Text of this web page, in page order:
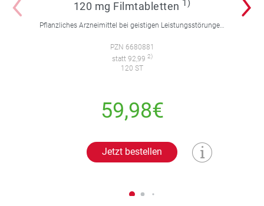
120 mg Filmtabletten 1)
PZN 6680881
statt 92,99 2)
120 ST
59,98€
Jetzt bestellen